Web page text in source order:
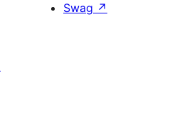
Swag ↗